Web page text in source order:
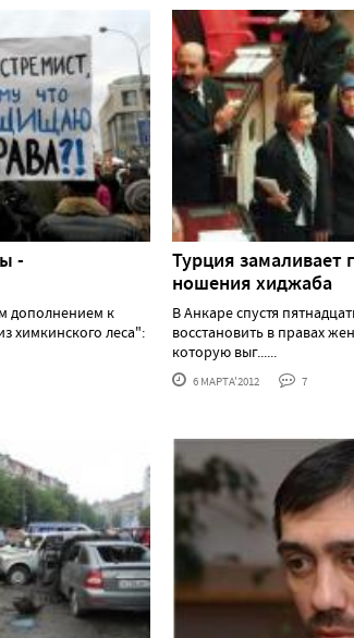
-
дополнением к
химкинского леса":
Турция замаливает
ношения хиджаба
В Анкаре спустя
восстановить в правах
которую выг......
6 МАРТА'2012 7